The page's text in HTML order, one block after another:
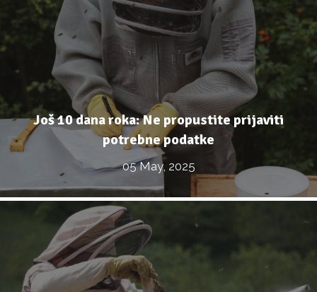
Još 10 dana roka: Ne propustite prijaviti
potrebne podatke
05 May, 2025